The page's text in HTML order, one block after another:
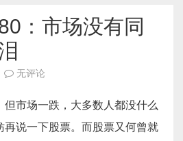
：市场没有同
教
股
票
80：
市
无评论
市场一跌，大多数人都没什么
再说一下股票。而股票又何曾就